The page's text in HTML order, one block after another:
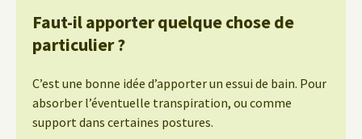
Faut-il apporter quelque chose de
particulier ?
C’est une bonne idée d’apporter un essui de bain. Pour
absorber l’éventuelle transpiration, ou comme
support dans certaines postures.